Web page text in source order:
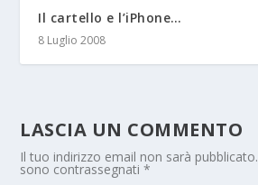
Il cartello e l’iPhone…
8 Luglio 2008
LASCIA UN COMMENTO
Il tuo indirizzo email non sarà pubblicato.
sono contrassegnati*